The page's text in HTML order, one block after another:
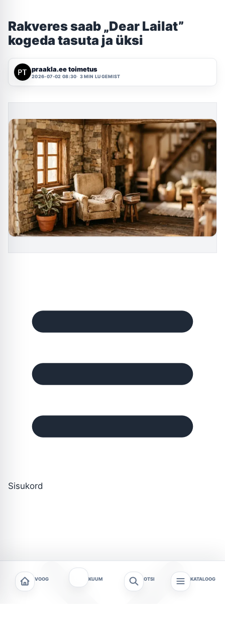
Rakveres saab „Dear Lailat”
kogeda tasuta ja üksi
praakla.ee toimetus
2026-07-02 08:30 3 MIN LUGEMIST
Sisukord
VOOG KUUM OTSI KATALOOG